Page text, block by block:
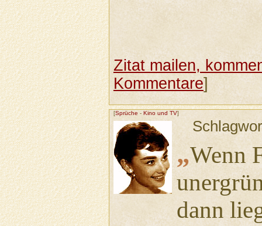
Zitat mailen,
Kommentare]
[Sprüche - Kino und TV]
„Wenn
dann